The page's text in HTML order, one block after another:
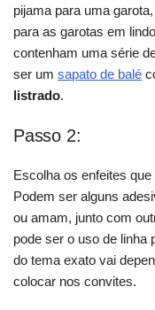
pijama para uma
para as garotas em
contenham uma série
ser um sapato de balé
listrado.
Passo 2:
Escolha os enfeites
Podem ser alguns
ou amam, junto com
pode ser o uso de linha
do tema exato vai
colocar nos convites.